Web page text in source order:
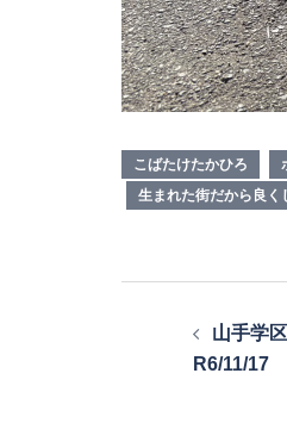
こばたけたかひろ
生まれた街だから良く
山手学
R6/11/17